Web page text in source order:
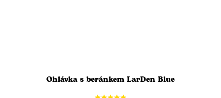
Ohlávka s beránkem LarDen Blue